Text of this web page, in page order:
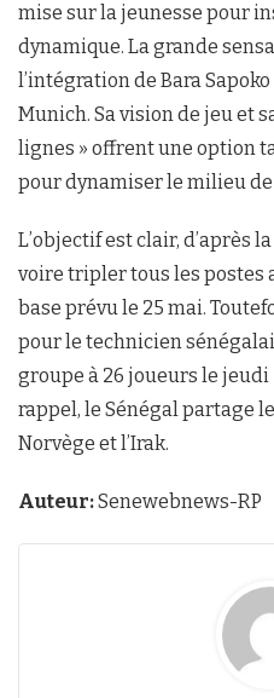
mise sur la jeunesse pour
dynamique. La grande
l’intégration de Bara
Munich. Sa vision de jeu et
lignes » offrent une option
pour dynamiser le milieu
L’objectif est clair, d’après
voire tripler tous les postes
base prévu le 25 mai.
pour le technicien
groupe à 26 joueurs le jeudi
rappel, le Sénégal partage
Norvège et l’Irak.
Auteur:Senewebnews-RP